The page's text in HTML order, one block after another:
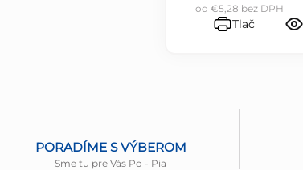
od €5,28 bez DPH
Tlač
PORADÍME S VÝBEROM
Sme tu pre Vás Po - Pia